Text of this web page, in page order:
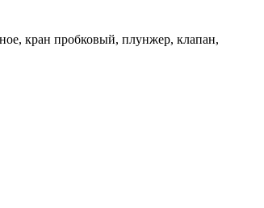
кран пробковый, плунжер, клапан,